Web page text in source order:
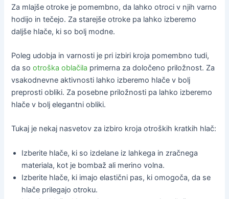
Za mlajše otroke je pomembno, da lahko otroci v njih varno
hodijo in tečejo. Za starejše otroke pa lahko izberemo
daljše hlače, ki so bolj modne.
Poleg udobja in varnosti je pri izbiri kroja pomembno tudi,
da sootroška oblačila primerna za določeno priložnost. Za
vsakodnevne aktivnosti lahko izberemo hlače v bolj
preprosti obliki. Za posebne priložnosti pa lahko izberemo
hlače v bolj elegantni obliki.
Tukaj je nekaj nasvetov za izbiro kroja otroških kratkih hlač:
Izberite hlače, ki so izdelane iz lahkega in zračnega
materiala, kot je bombaž ali merino volna.
Izberite hlače, ki imajo elastični pas, ki omogoča, da se
hlače prilegajo otroku.